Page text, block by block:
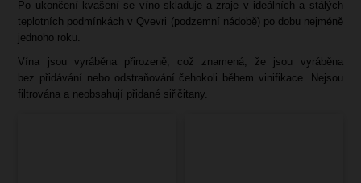
Po ukončení kvašení se víno skladuje a zraje v ideálních a stálých
teplotních podmínkách v Qvevri (podzemní nádobě) po dobu nejméně
jednoho roku.
Vína jsou vyráběna přirozeně, což znamená, že jsou vyráběna
bez přidávání nebo odstraňování čehokoli během vinifikace. Nejsou
filtrována a neobsahují přidané siřičitany.